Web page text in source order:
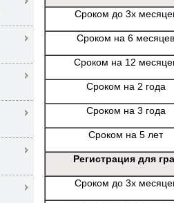
Сроком до 3х
Сроком на 6 месяцев
Сроком на 12
Сроком на 2 года
Сроком на 3 года
Сроком на 5 лет
Регистрация для
Сроком до 3х